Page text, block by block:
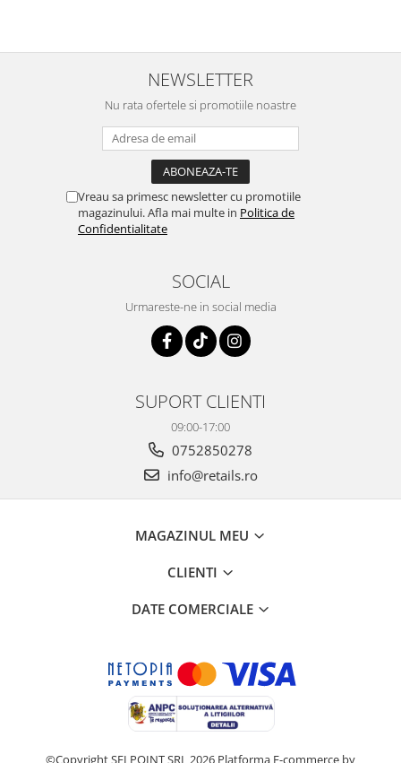
NEWSLETTER
Nu rata ofertele si promotiile noastre
Vreau sa primesc newsletter cu promotiile
magazinului. Afla mai multe in Politica de
Confidentialitate
SOCIAL
Urmareste-ne in social media
SUPORT CLIENTI
09:00-17:00
0752850278
info@retails.ro
MAGAZINUL MEU
CLIENTI
DATE COMERCIALE
©Copyright SELPOINT SRL 2026 Platforma E-commerce by